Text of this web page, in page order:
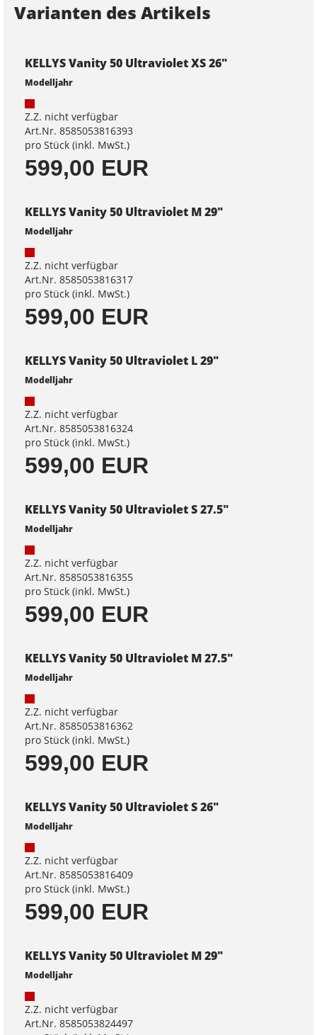
Varianten des Artikels
KELLYS Vanity 50 Ultraviolet XS 26"
Modelljahr
Z.Z. nicht verfügbar
Art.Nr. 8585053816393
pro Stück (inkl. MwSt.)
599,00 EUR
KELLYS Vanity 50 Ultraviolet M 29"
Modelljahr
Z.Z. nicht verfügbar
Art.Nr. 8585053816317
pro Stück (inkl. MwSt.)
599,00 EUR
KELLYS Vanity 50 Ultraviolet L 29"
Modelljahr
Z.Z. nicht verfügbar
Art.Nr. 8585053816324
pro Stück (inkl. MwSt.)
599,00 EUR
KELLYS Vanity 50 Ultraviolet S 27.5"
Modelljahr
Z.Z. nicht verfügbar
Art.Nr. 8585053816355
pro Stück (inkl. MwSt.)
599,00 EUR
KELLYS Vanity 50 Ultraviolet M 27.5"
Modelljahr
Z.Z. nicht verfügbar
Art.Nr. 8585053816362
pro Stück (inkl. MwSt.)
599,00 EUR
KELLYS Vanity 50 Ultraviolet S 26"
Modelljahr
Z.Z. nicht verfügbar
Art.Nr. 8585053816409
pro Stück (inkl. MwSt.)
599,00 EUR
KELLYS Vanity 50 Ultraviolet M 29"
Modelljahr
Z.Z. nicht verfügbar
Art.Nr. 8585053824497